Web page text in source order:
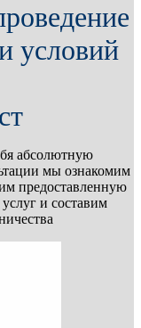
условий
абсолютную
мы ознакомим
предоставленную
и составим